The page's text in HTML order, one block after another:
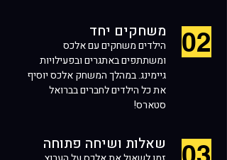
משחקים יחד
הילדים משחקים עם אלכס
ומשתתפים באתגרים ובפעילויות
גיימינג. במהלך המשחק אלכס יוסיף
את כל הילדים לחברים בברואל
סטארס!
02
שאלות ושיחה פתוחה